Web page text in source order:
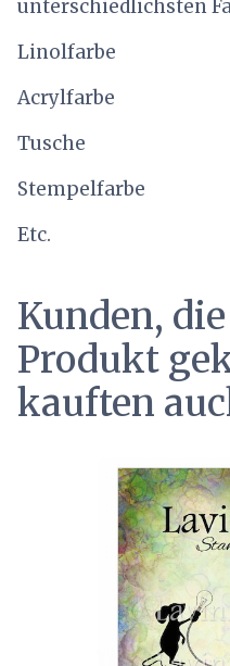
unterschiedlichsten
Linolfarbe
Acrylfarbe
Tusche
Stempelfarbe
Etc.
Kunden,
Produkt
kauften